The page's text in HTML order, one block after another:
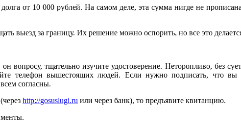
от 10 000 рублей. На самом деле, эта сумма нигде не
выезд за границу. Их решение можно оспорить, но все это
вопросу, тщательно изучите удостоверение. Неторопливо, без
телефон вышестоящих людей. Если нужно подписать, что
согласны.
http://gosuslugi.ru или через банк), то предъявите квитанцию.